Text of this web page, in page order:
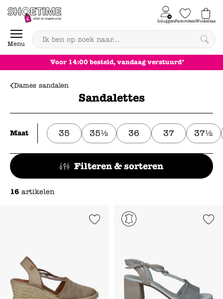
Skip to content
Menu
InloggenFavorietenWinkeltas
0
Voor 14:00 besteld, vandaag verstuurd*
Dames sandalen
Sandalettes
Maat 35 35½ 36 37 37½
Filteren & sorteren
16 artikelen
Add to Wishlist Add to